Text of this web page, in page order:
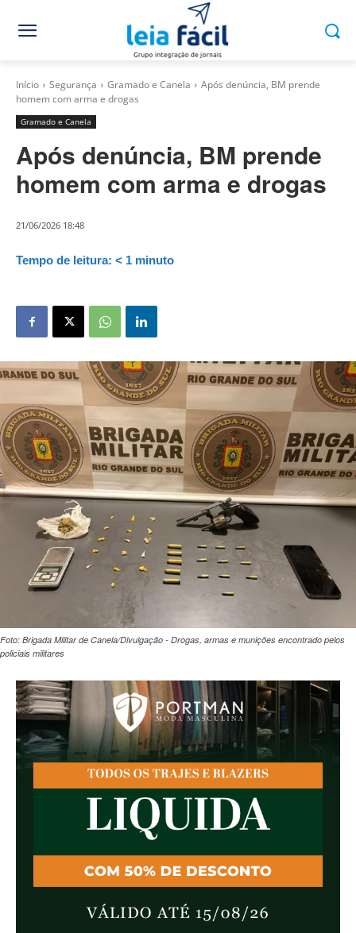
Início Segurança Gramado e Canela
Após denúncia, BM prende
homem com arma e drogas
Gramado e Canela
Após denúncia, BM prende
homem com arma e drogas
21/06/2026 18:48
Tempo de leitura: < 1 minuto
Foto: Brigada Militar de Canela/Divulgação - Drogas, armas e munições encontrado pelos
policiais militares